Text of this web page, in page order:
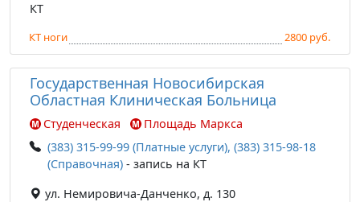
КТ
КТ ноги 2800 руб.
Государственная Новосибирская
Областная Клиническая Больница
Студенческая
Площадь Маркса
(383) 315-99-99 (Платные услуги), (383) 315-98-18
(Справочная) - запись на КТ
ул. Немировича-Данченко, д. 130